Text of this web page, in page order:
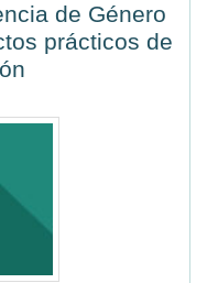
de Género
prácticos de